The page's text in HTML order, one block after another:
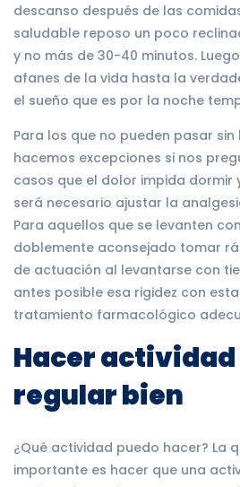
descanso después de las
saludable reposo un poco
y no más de 30-40 minutos.
afanes de la vida hasta la
el sueño que es por la noche
Para los que no pueden pasar
hacemos excepciones si nos
casos que el dolor impida dormir
será necesario ajustar la
Para aquellos que se levanten
doblemente aconsejado tomar
de actuación al levantarse con
antes posible esa rigidez con
tratamiento farmacológico
Hacer
regular bien
¿Qué actividad puedo hacer? La
importante es hacer que una